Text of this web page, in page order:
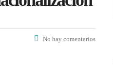
No hay comentarios